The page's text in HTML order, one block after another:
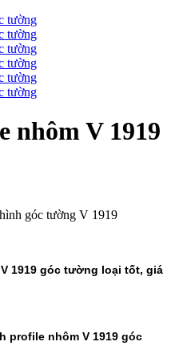
nhôm V 1919
góc tường V 1919
1919 góc tường loại tốt, giá
profile nhôm V 1919 góc